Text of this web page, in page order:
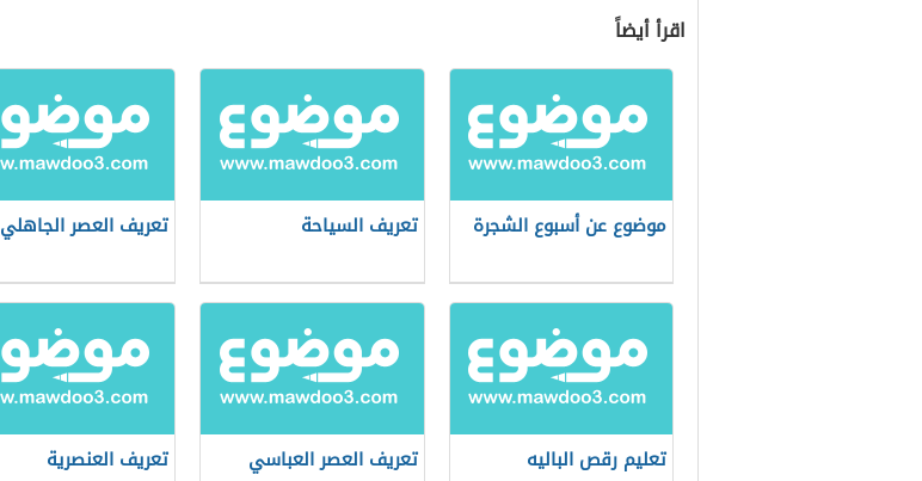
اقرأ أيضاً
موضوع عن أسبوع الشجرة تعريف السياحة تعريف العصر الجاهلي
تعليم رقص الباليه تعريف العصر العباسي تعريف العنصرية